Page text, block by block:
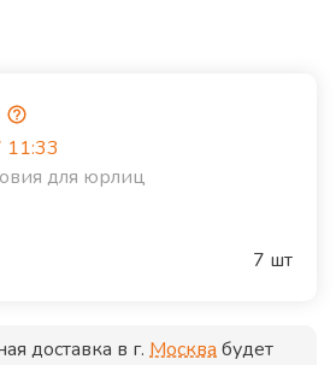
11:33
для юрлиц
7 шт
доставка в г. Москвабудет